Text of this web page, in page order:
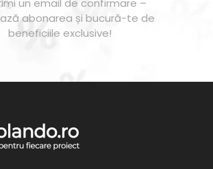
abonarea și bucură-te de
beneficiile exclusive!